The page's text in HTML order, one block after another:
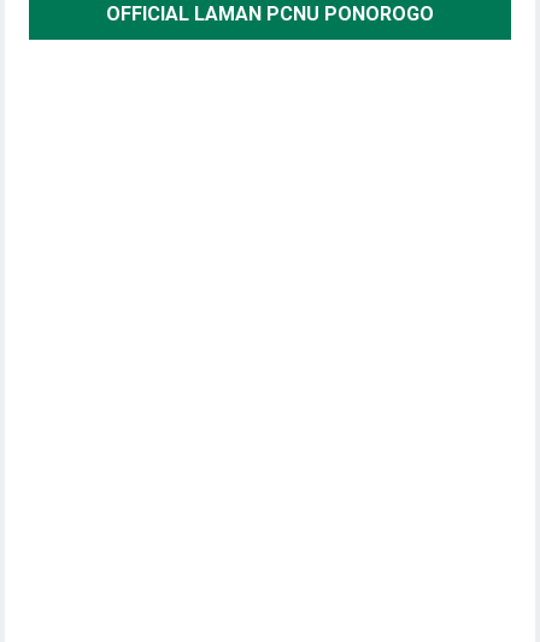
OFFICIAL LAMAN PCNU PONOROGO